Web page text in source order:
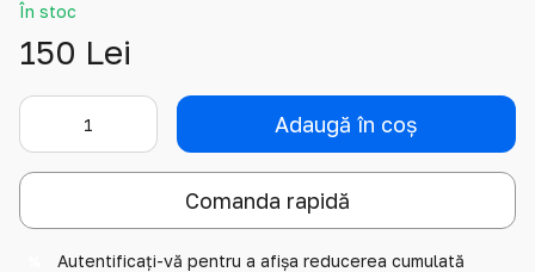
În stoc
150 Lei
Adaugă în coș
Comanda rapidă
Autentificați-vă pentru a afișa reducerea cumulată